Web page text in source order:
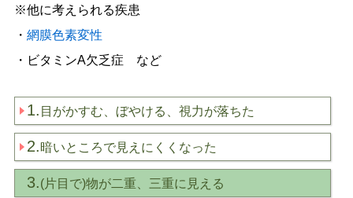
※他に考えられる疾患
・網膜色素変性
・ビタミンA欠乏症 など
1. 目がかすむ、ぼやける、視力が落ちた
2.暗いところで見えにくくなった
3.(片目で)物が二重、三重に見える